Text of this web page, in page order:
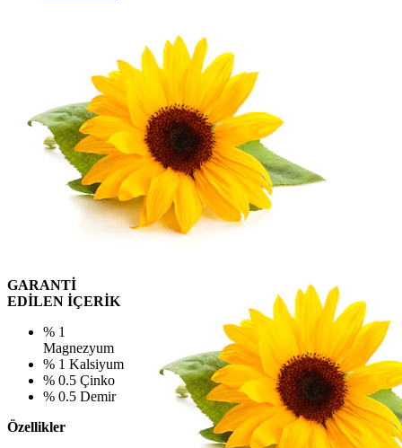
GARANTİ
EDİLEN İÇERİK
% 1
Magnezyum
% 1 Kalsiyum
% 0.5 Çinko
% 0.5 Demir
Özellikler